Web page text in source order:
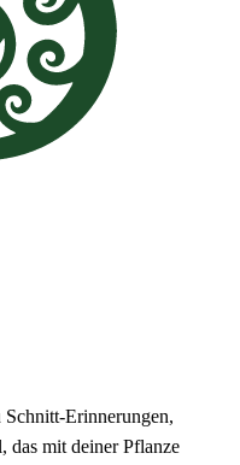
Erinnerungen,
das mit deiner Pflanze